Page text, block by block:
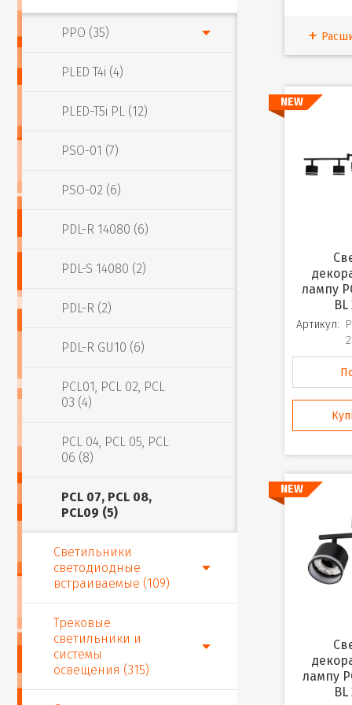
PPO (35)
PLED T4i (4)
PLED-T5i PL (12)
PSO-01 (7)
PSO-02 (6)
PDL-R 14080 (6)
PDL-S 14080 (2)
PDL-R (2)
PDL-R GU10 (6)
PCL01, PCL 02, PCL
03 (4)
PCL 04, PCL 05, PCL
06 (8)
PCL 07, PCL 08,
PCL09 (5)
Светильники
светодиодные
встраиваемые (109)
Трековые
светильники и
системы
освещения (315)
NEW
Светильник
лампу
Артикул:
NEW
Светильник
лампу